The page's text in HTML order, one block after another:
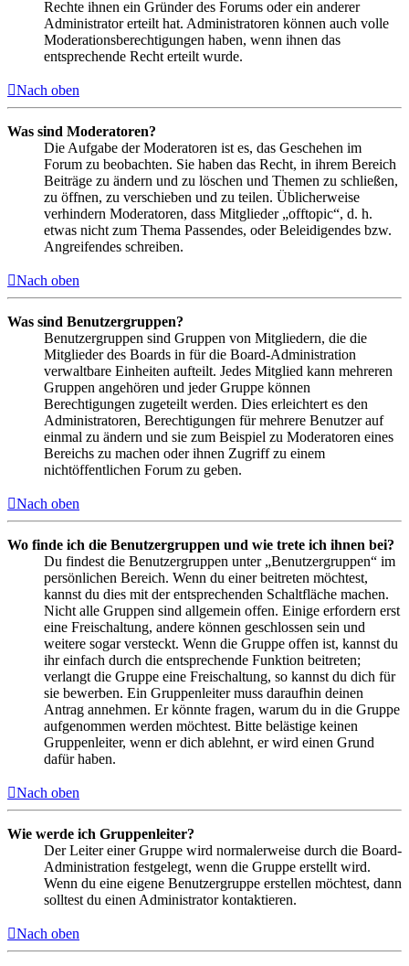
Rechte ihnen ein Gründer des Forums oder ein anderer
Administrator erteilt hat. Administratoren können auch volle
Moderationsberechtigungen haben, wenn ihnen das
entsprechende Recht erteilt wurde.
Nach oben
Was sind Moderatoren?
Die Aufgabe der Moderatoren ist es, das Geschehen im
Forum zu beobachten. Sie haben das Recht, in ihrem Bereich
Beiträge zu ändern und zu löschen und Themen zu schließen,
zu öffnen, zu verschieben und zu teilen. Üblicherweise
verhindern Moderatoren, dass Mitglieder „offtopic“, d. h.
etwas nicht zum Thema Passendes, oder Beleidigendes bzw.
Angreifendes schreiben.
Nach oben
Was sind Benutzergruppen?
Benutzergruppen sind Gruppen von Mitgliedern, die die
Mitglieder des Boards in für die Board-Administration
verwaltbare Einheiten aufteilt. Jedes Mitglied kann mehreren
Gruppen angehören und jeder Gruppe können
Berechtigungen zugeteilt werden. Dies erleichtert es den
Administratoren, Berechtigungen für mehrere Benutzer auf
einmal zu ändern und sie zum Beispiel zu Moderatoren eines
Bereichs zu machen oder ihnen Zugriff zu einem
nichtöffentlichen Forum zu geben.
Nach oben
Wo finde ich die Benutzergruppen und wie trete ich ihnen bei?
Du findest die Benutzergruppen unter „Benutzergruppen“ im
persönlichen Bereich. Wenn du einer beitreten möchtest,
kannst du dies mit der entsprechenden Schaltfläche machen.
Nicht alle Gruppen sind allgemein offen. Einige erfordern erst
eine Freischaltung, andere können geschlossen sein und
weitere sogar versteckt. Wenn die Gruppe offen ist, kannst du
ihr einfach durch die entsprechende Funktion beitreten;
verlangt die Gruppe eine Freischaltung, so kannst du dich für
sie bewerben. Ein Gruppenleiter muss daraufhin deinen
Antrag annehmen. Er könnte fragen, warum du in die Gruppe
aufgenommen werden möchtest. Bitte belästige keinen
Gruppenleiter, wenn er dich ablehnt, er wird einen Grund
dafür haben.
Nach oben
Wie werde ich Gruppenleiter?
Der Leiter einer Gruppe wird normalerweise durch die Board-
Administration festgelegt, wenn die Gruppe erstellt wird.
Wenn du eine eigene Benutzergruppe erstellen möchtest, dann
solltest du einen Administrator kontaktieren.
Nach oben